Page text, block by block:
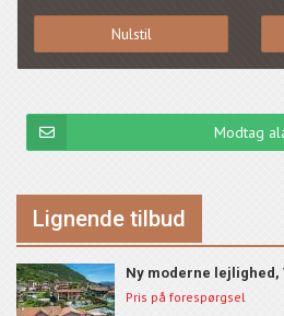
Nulstil
Modtag
Lignende tilbud
Ny moderne lejlighed,
Pris på forespørgsel